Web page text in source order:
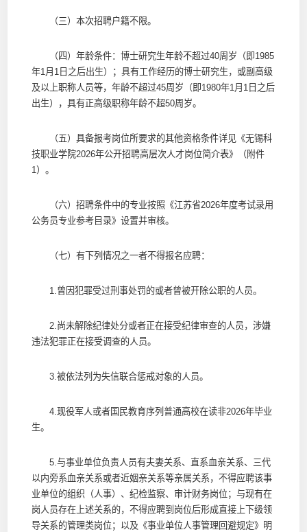
（三）本次招聘户籍不限。
（四）年龄条件：博士研究生年龄不超过40周岁（即1985
年1月1日之后出生）；具有工作经历的博士研究生，或副高级
及以上职称人员等，年龄不超过45周岁（即1980年1月1日之后
出生），具有正高级职称年龄不超50周岁。
（五）具备报考岗位所要求的其他资格条件详见《无锡科
技职业学院2026年公开招聘高层次人才岗位简介表》（附件
1）。
（六）招聘条件中的专业按照《江苏省2026年度考试录用
公务员专业参考目录》设置并审核。
（七）有下列情况之一者不得报名应聘：
1.曾因犯罪受过刑事处罚的或者曾被开除公职的人员。
2.尚未解除纪律处分或者正在接受纪律审查的人员，涉嫌
违法犯罪正在接受调查的人员。
3.被依法列为失信联合惩戒对象的人员。
4.现役军人或者国民教育序列普通高校在读非2026年毕业
生。
5.与事业单位负责人员有夫妻关系、直系血亲关系、三代
以内旁系血亲关系或者近姻亲关系等亲属关系，不得应聘该事
业单位的组织（人事）、纪检监察、审计财务岗位；与现有在
岗人员存在上述关系的，不得应聘到岗位后形成直接上下级领
导关系的管理类岗位；以及《事业单位人事管理回避规定》明